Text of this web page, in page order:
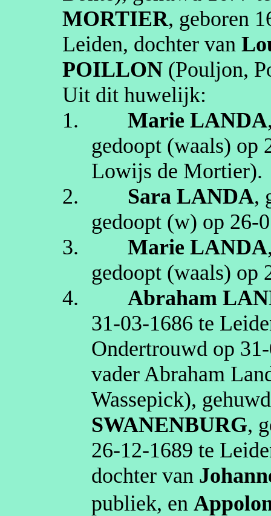
MORTIER, geboren
Leiden, dochter van
POILLON (Pouljon,
Uit dit huwelijk:
1.
Marie LANDA
gedoopt (waals) op
Lowijs de Mortier).
2.
Sara LANDA,
gedoopt (w) op
3.
Marie LANDA
gedoopt (waals) op
4.
Abraham
31‑03‑1686 te
Ondertrouwd op
vader Abraham
Wassepick),
SWANENBURG,
26‑12‑1689 te
dochter van
publiek, en